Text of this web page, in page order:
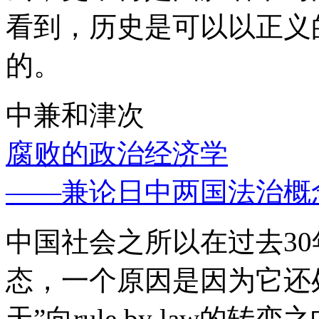
看到，历史是可以以正
的。
中兼和津次
腐败的政治经济学
——兼论日中两国法治概
中国社会之所以在过去
态，一个原因是因为它